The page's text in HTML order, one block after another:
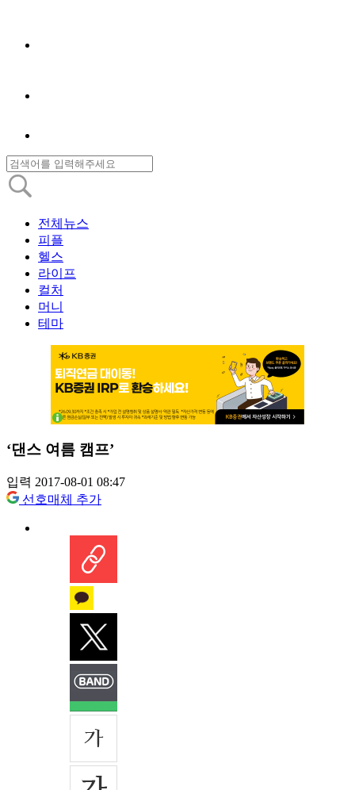
전체뉴스
피플
헬스
라이프
컬처
머니
테마
‘댄스 여름 캠프’
입력 2017-08-01 08:47
선호매체 추가